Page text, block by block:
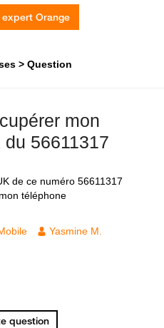
Orange
Question
mon
56611317
de ce numéro 56611317
téléphone
Yasmine M.
question